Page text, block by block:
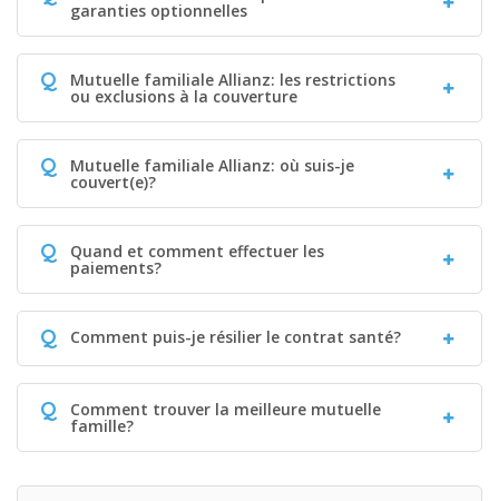
garanties optionnelles
Q Mutuelle familiale Allianz: les restrictions
ou exclusions à la couverture
Q Mutuelle familiale Allianz: où suis-je
couvert(e)?
Q Quand et comment effectuer les
paiements?
Q Comment puis-je résilier le contrat santé?
Q Comment trouver la meilleure mutuelle
famille?